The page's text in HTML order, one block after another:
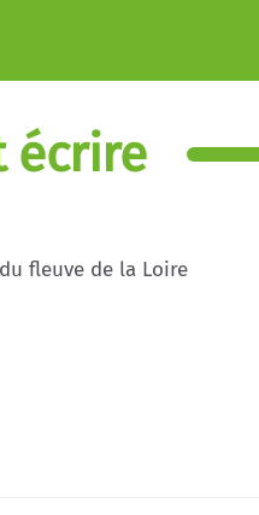
écrire
fleuve de la Loire